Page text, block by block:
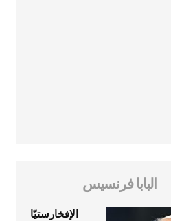
البابا فرنسيس
الإفخارستيّا